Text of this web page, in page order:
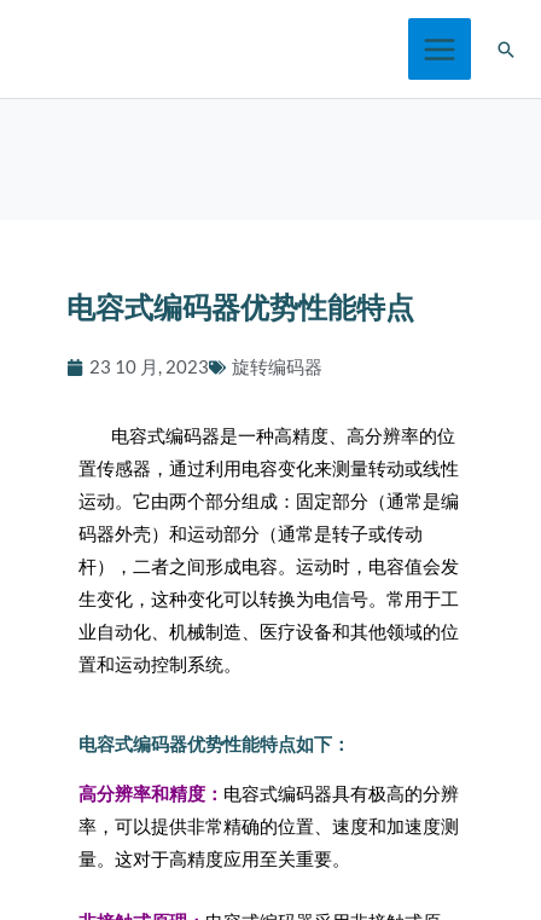
搜
电容式编码器优势性能特点
23 10 月, 2023 旋转编码器
电容式编码器是一种高精度、高分辨率的位
置传感器，通过利用电容变化来测量转动或线性
运动。它由两个部分组成：固定部分（通常是编
码器外壳）和运动部分（通常是转子或传动
杆），二者之间形成电容。运动时，电容值会发
生变化，这种变化可以转换为电信号。常用于工
业自动化、机械制造、医疗设备和其他领域的位
置和运动控制系统。
电容式编码器优势性能特点如下：
高分辨率和精度： 电容式编码器具有极高的分辨
率，可以提供非常精确的位置、速度和加速度测
量。这对于高精度应用至关重要。